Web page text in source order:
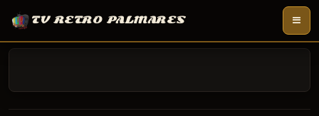
TV RETRO PALMARES